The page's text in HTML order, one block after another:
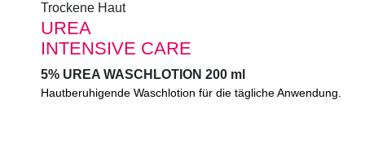
Trockene Haut
UREA
INTENSIVE CARE
5% UREA WASCHLOTION 200 ml
Extrem milde Spezialreinigung mit Meeresmineralien. Für die
Trockene Haut
UREA
INTENSIVE CARE
5% UREA WASCHLOTION 200 ml
Hautberuhigende Waschlotion für die tägliche Anwendung.